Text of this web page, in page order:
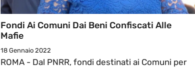
Fondi Ai Comuni Dai Beni Confiscati Alle
Mafie
18 Gennaio 2022
ROMA - Dal PNRR, fondi destinati ai Comuni per